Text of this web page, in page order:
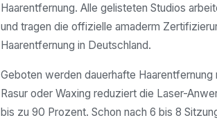
Haarentfernung. Alle gelisteten Studios
und tragen die offizielle amaderm
Haarentfernung in Deutschland.
Geboten werden dauerhafte
Rasur oder Waxing reduziert die Laser-
bis zu 90 Prozent. Schon nach 6 bis 8